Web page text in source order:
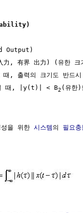
Output)
, 有界 出力) (유한 크
, 출력의 크기도 반드시
때, |y(t)| < B2 (유한)
을 위한 시스템 의 필요